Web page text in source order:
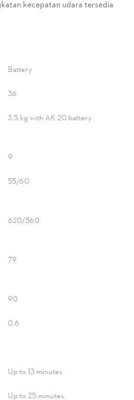
kecepatan udara tersedia
Battery
36
3.5 kg with AK 20 battery
9
55/60
620/560
79
90
0.6
Up to 13 minutes
Up to 25 minutes